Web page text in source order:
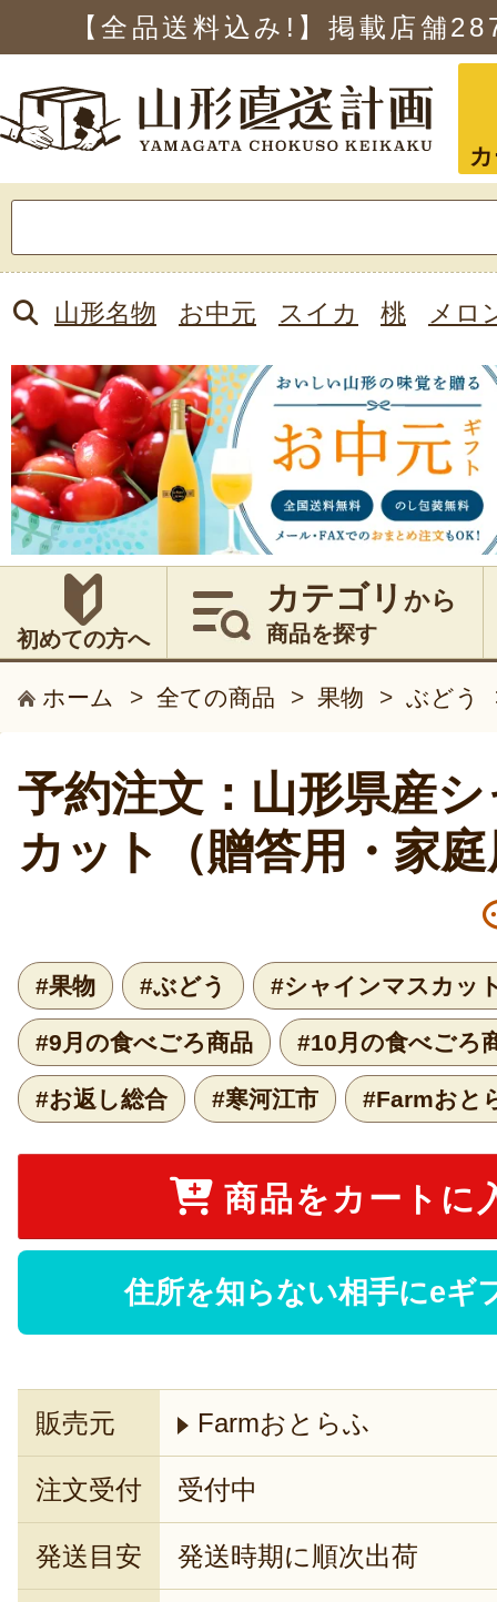
【全品送料込み!】掲載店舗
索:
山形名物 お中元 スイカ 桃 メロ
初めての方へ
カテゴリ から
商品を探す
ホーム > 全ての商品 > 果物 > ぶどう
予約注文：山形県産
カット（贈答用・家
#果物 #ぶどう #シャインマスカッ
#9月の食べごろ商品 #10月の食べごろ
#お返し総合 #寒河江市 #Farmおと
商品をカートに
住所を知らない相手にeギ
販売元 Farmおとらふ
注文受付 受付中
発送目安 発送時期に順次出荷